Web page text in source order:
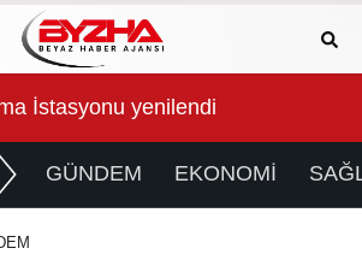
Dönüşümün 1. Etabında Hedef
GÜNDEM EKONOMİ